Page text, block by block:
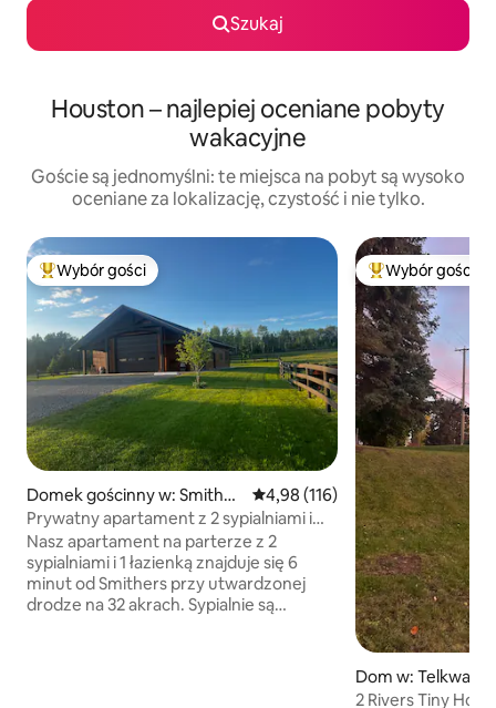
Szukaj
Houston – najlepiej oceniane pobyty
wakacyjne
Goście są jednomyślni: te miejsca na pobyt są wysoko
oceniane za lokalizację, czystość i nie tylko.
Najpopularniejsze z kategorii Wybór gości
Wybór gości
Domek gościnny w: Smither
s
Średnia ocena: 4,98 na 5, liczba
4,98 (116)
Prywatny apartament z 2 sypialniami i
tarasem
Nasz apartament na parterze z 2
sypialniami i 1 łazienką znajduje się 6
minut od Smithers przy utwardzonej
drodze na 32 akrach. Sypialnie są
Wybór gości
Dom w: Telkwa
2 Rivers Tiny